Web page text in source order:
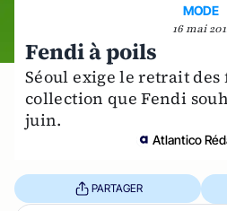
MODE
16 mai
Fendi à poils
Séoul exige le retrait
collection que Fendi
juin.
Atlantico
PARTAGER